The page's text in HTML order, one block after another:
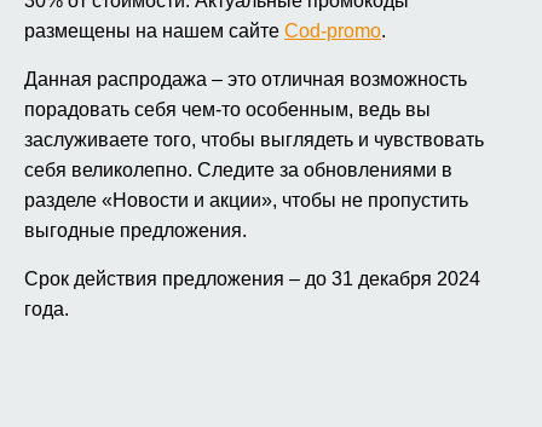
размещены на нашем сайте Cod-promo.
Данная распродажа – это отличная возможность
порадовать себя чем-то особенным, ведь вы
заслуживаете того, чтобы выглядеть и чувствовать
себя великолепно. Следите за обновлениями в
разделе «Новости и акции», чтобы не пропустить
выгодные предложения.
Срок действия предложения – до 31 декабря 2024
года.